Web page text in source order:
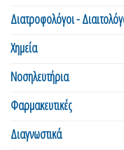
Διατροφολόγοι -
Χημεία
Νοσηλευτήρια
Φαρμακευτικές
Διαγνωστικά